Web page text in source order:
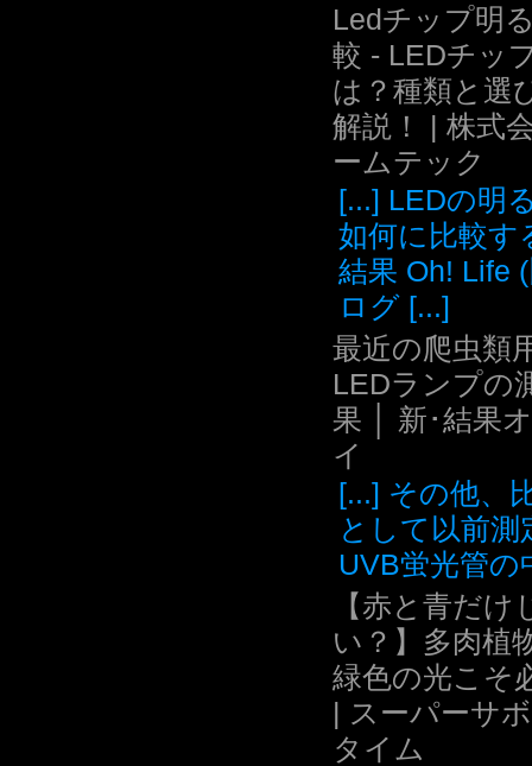
Ledチップ明
較 - LEDチッ
は？種類と選
解説！ | 株式
ームテック
[...] LEDの明
如何に比較す
結果 Oh! Life
ログ [...]
最近の爬虫類
LEDランプの
果 │ 新･結果
イ
[...] その他、
として以前測
UVB蛍光管の
【赤と青だけ
い？】多肉植
緑色の光こそ
| スーパーサ
タイム